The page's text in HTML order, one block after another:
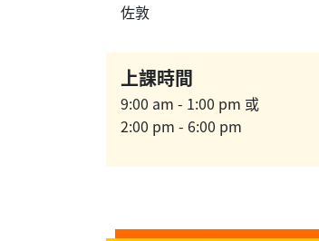
佐敦
上課時間
9:00 am - 1:00 pm 或
2:00 pm - 6:00 pm